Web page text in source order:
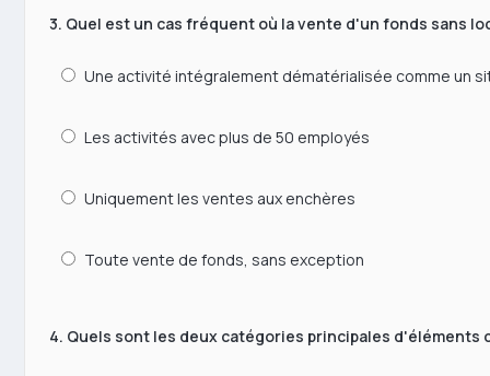
3. Quel est un cas fréquent où la vente d'un fonds sans
Une activité intégralement dématérialisée comme un
Les activités avec plus de 50 employés
Uniquement les ventes aux enchères
Toute vente de fonds, sans exception
4. Quels sont les deux catégories principales d'éléments